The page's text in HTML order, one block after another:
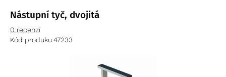
Nástupní tyč, dvojitá
0 recenzí
Kód produku:47233